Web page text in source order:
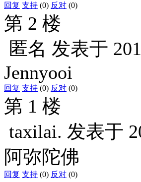
回复 支持 (0) 反对 (0)
第 2 楼
匿名 发表于
Jennyooi
回复 支持 (0) 反对 (0)
第 1 楼
taxilai. 发表于
阿弥陀佛
回复 支持 (0) 反对 (0)